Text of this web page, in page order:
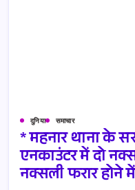
दुनिया समाचार
* महनार थाना के
एनकाउंटर में दो
नक्सली फरार